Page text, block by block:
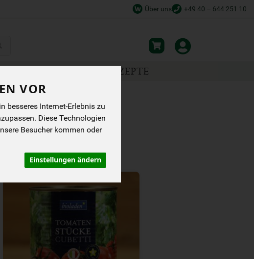
VOR
besseres Internet-Erlebnis zu
Diese Technologien
Besucher kommen oder
Einstellungen ändern
+49 40 – 644 251 10
Über uns
REZEPTE
800 g